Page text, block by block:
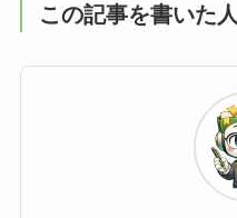
この記事を書いた人